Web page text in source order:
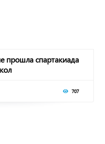
прошла спартакиада
707